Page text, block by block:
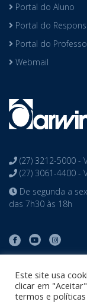
Portal do Aluno
Portal do
Portal do
Webmail
(27) 3212-5000 -
(27) 3061-4400 -
De segunda a
das 7h30 às 18h
Este site usa
clicar em
termos e